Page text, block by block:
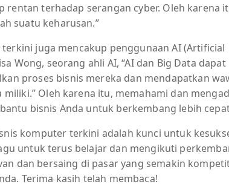
rentan terhadap serangan cyber. Oleh karena
suatu keharusan.”
juga mencakup penggunaan AI (Artificial
Wong, seorang ahli AI, “AI dan Big Data dapat
proses bisnis mereka dan mendapatkan
Oleh karena itu, memahami dan
bisnis Anda untuk berkembang lebih
komputer terkini adalah kunci untuk
untuk terus belajar dan mengikuti
dan bersaing di pasar yang semakin
Terima kasih telah membaca!